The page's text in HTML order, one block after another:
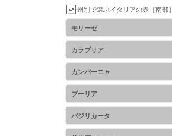
州別で選ぶイタリアの赤［南部］
モリーゼ
カラブリア
カンパーニャ
プーリア
バジリカータ